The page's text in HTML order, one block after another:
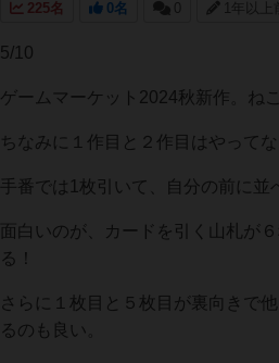
225名 0名 0 1年以上前
5/10
ゲームマーケット2024秋新作。ね
ちなみに１作目と２作目はやっ
手番では1枚引いて、自分の前に並
面白いのが、カードを引く山札が
る！
さらに１枚目と５枚目が裏向きで
るのも良い。